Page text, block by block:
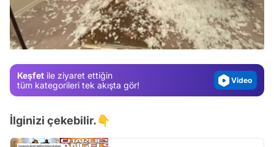
Keşfet ile ziyaret ettiğin
tüm kategorileri tek akışta gör!
Test
Gündem
Magazin
Video
Test
İlginizi çekebilir.👇